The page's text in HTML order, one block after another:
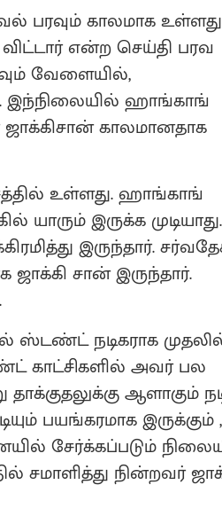
பரவும் காலமாக
விட்டார் என்ற செய்தி பரவ
வேளையில்,
இந்நிலையில் ஹாங்காங்
ஜாக்கிசான் காலமானதாக
உள்ளது. ஹாங்காங்
இருக்க முடியாது.
இருந்தார்.
சான் இருந்தார்.
ஸ்டண்ட் நடிகராக
காட்சிகளில் அவர் பல
ஆளாகும்
பயங்கரமாக இருக்கும் ,
சேர்க்கப்படும்
சமாளித்து நின்றவர்